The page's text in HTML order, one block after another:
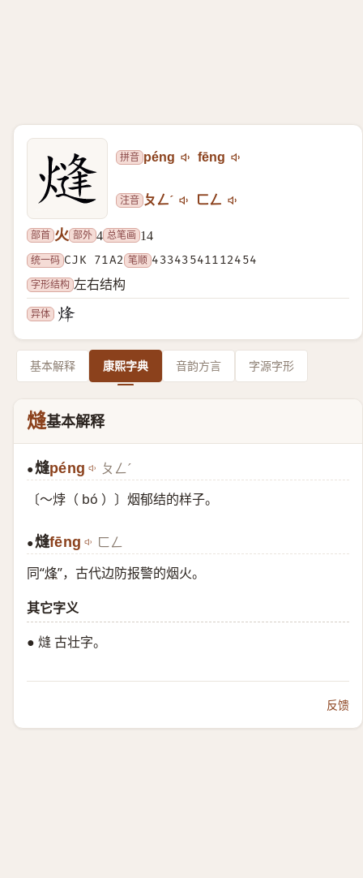
拼音 péng fēng
注音 ㄆㄥˊ ㄈㄥ
部首 火 部外 4 总笔画 14
统一码 CJK 71A2 笔顺 43343541112454
字形结构 左右结构
异体
基本解释 康熙字典 音韵方言 字源字形
熢基本解释
●熢péng ㄆㄥˊ
〔～㶿（ bó ）〕烟郁结的样子。
●熢fēng ㄈㄥ
同“烽”，古代边防报警的烟火。
其它字义
● 熢 古壮字。
反馈